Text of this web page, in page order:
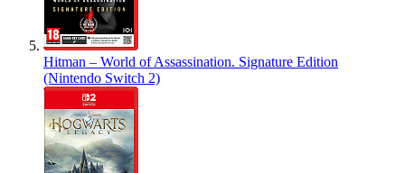
Hitman – World of Assassination. Signature Edition
(Nintendo Switch 2)